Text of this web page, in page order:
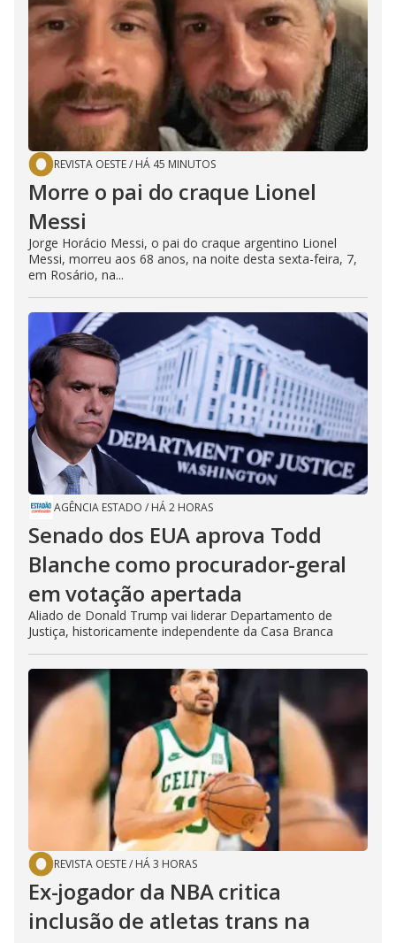
REVISTA OESTE/ HÁ 45 MINUTOS
Morre o pai do craque Lionel
Messi
Jorge Horácio Messi, o pai do craque argentino Lionel
Messi, morreu aos 68 anos, na noite desta sexta-feira, 7,
em Rosário, na...
AGÊNCIA ESTADO / HÁ 2 HORAS
Senado dos EUA aprova Todd
Blanche como procurador-geral
em votação apertada
Aliado de Donald Trump vai liderar Departamento de
Justiça, historicamente independente da Casa Branca
REVISTA OESTE/ HÁ 3 HORAS
Ex-jogador da NBA critica
inclusão de atletas trans na